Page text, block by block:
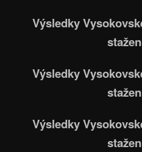
Výsledky
Výsledky
Výsledky